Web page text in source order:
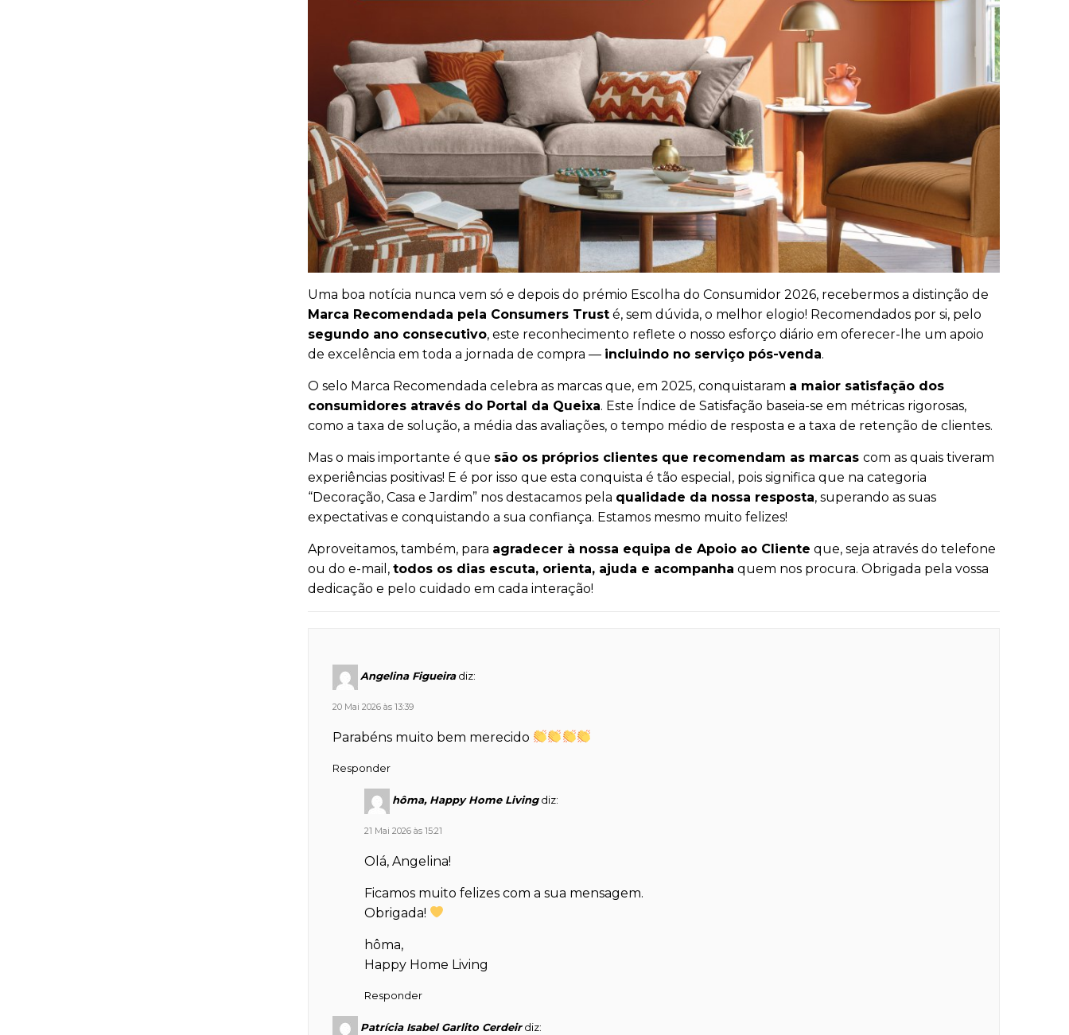
Uma boa notícia nunca vem só e depois do prémio Escolha do Consumidor 2026, recebermos a distinção de
Marca Recomendada pela Consumers Trust é, sem dúvida, o melhor elogio! Recomendados por si, pelo
segundo ano consecutivo, este reconhecimento reflete o nosso esforço diário em oferecer-lhe um apoio
de excelência em toda a jornada de compra — incluindo no serviço pós-venda.
O selo Marca Recomendada celebra as marcas que, em 2025, conquistaram a maior satisfação dos
consumidores através do Portal da Queixa. Este Índice de Satisfação baseia-se em métricas rigorosas,
como a taxa de solução, a média das avaliações, o tempo médio de resposta e a taxa de retenção de clientes.
Mas o mais importante é que são os próprios clientes que recomendam as marcas com as quais tiveram
experiências positivas! E é por isso que esta conquista é tão especial, pois significa que na categoria
“Decoração, Casa e Jardim” nos destacamos pela qualidade da nossa resposta, superando as suas
expectativas e conquistando a sua confiança. Estamos mesmo muito felizes!
Aproveitamos, também, para agradecer à nossa equipa de Apoio ao Cliente que, seja através do telefone
ou do e-mail, todos os dias escuta, orienta, ajuda e acompanha quem nos procura. Obrigada pela vossa
dedicação e pelo cuidado em cada interação!
Angelina Figueira diz:
20 Mai 2026 às 13:39
Parabéns muito bem merecido
Responder
hôma, Happy Home Living diz:
21 Mai 2026 às 15:21
Olá, Angelina!
Ficamos muito felizes com a sua mensagem.
Obrigada!
hôma,
Happy Home Living
Responder
Patrícia Isabel Garlito Cerdeir diz: